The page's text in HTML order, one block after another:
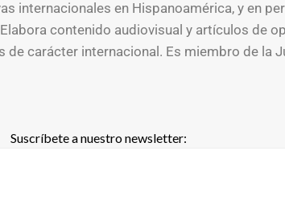
internacionales en Hispanoamérica, y en
contenido audiovisual y artículos de
de carácter internacional. Es miembro de la
Suscríbete a nuestro newsletter: